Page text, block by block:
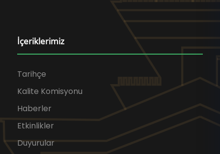
İçeriklerimiz
Tarihçe
Kalite Komisyonu
Haberler
Etkinlikler
Duyurular